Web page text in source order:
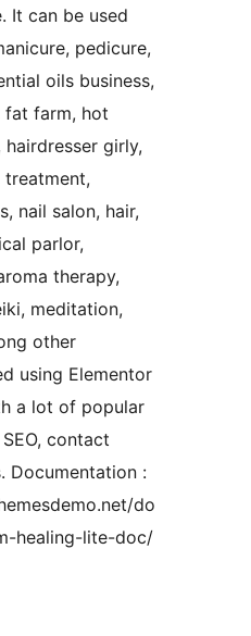
It can be used
pedicure,
oils business,
fat farm, hot
girly,
treatment,
nail salon, hair,
parlor,
therapy,
meditation,
other
using Elementor
a lot of popular
contact
Documentation :
do
healing-lite-doc/